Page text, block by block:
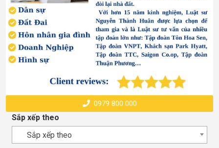
0979 800 000
Sắp xếp theo
Sắp xếp theo